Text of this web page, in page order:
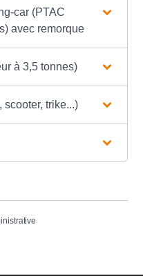
car (PTAC
avec remorque
à 3,5 tonnes)
scooter, trike...)